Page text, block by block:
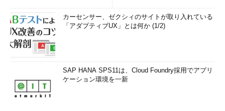
カーセンサー、ゼクシィのサイトが取り入れている
「アダプティブUX」とは何か (1/2)
SAP HANA SPS11は、Cloud Foundry採用でアプリ
ケーション環境を一新